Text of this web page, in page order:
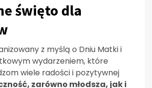
święto dla
z myślą o Dniu Matki i
wydarzeniem, które
wiele radości i pozytywnej
zarówno młodsza, jak i